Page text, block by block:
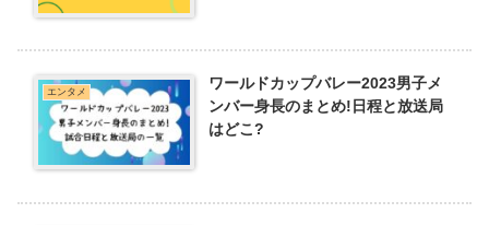
エンタメ
ワールドカップバレー2023男子メ
ンバー身長のまとめ!日程と放送局
はどこ?